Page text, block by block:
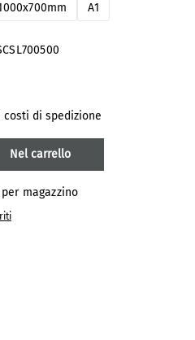
costi di spedizione
magazzino
A1
prodotto:
Nel carrello